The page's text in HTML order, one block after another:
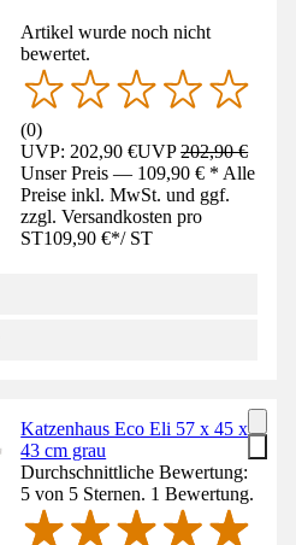
Artikel wurde noch nicht
bewertet.
(0)
UVP: 202,90 €UVP202,90 €
Unser Preis — 109,90 € * Alle
Preise inkl. MwSt. und ggf.
zzgl. Versandkosten pro
ST109,90 €*/ ST
Katzenhaus Eco Eli 57 x 45 x
43 cm grau
Durchschnittliche Bewertung:
5 von 5 Sternen. 1 Bewertung.